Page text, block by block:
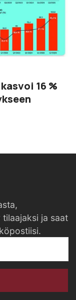
16 %
ja saat